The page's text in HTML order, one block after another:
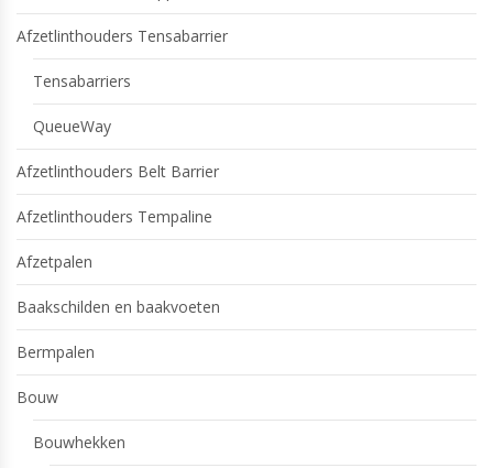
Afzetlinthouders Tensabarrier
Tensabarriers
QueueWay
Afzetlinthouders Belt Barrier
Afzetlinthouders Tempaline
Afzetpalen
Baakschilden en baakvoeten
Bermpalen
Bouw
Bouwhekken